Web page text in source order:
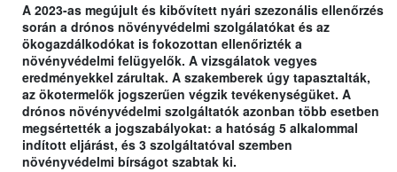
A 2023-as megújult és kibővített nyári szezonális ellenőrzés
során a drónos növényvédelmi szolgálatókat és az
ökogazdálkodókat is fokozottan ellenőrizték a
növényvédelmi felügyelők. A vizsgálatok vegyes
eredményekkel zárultak. A szakemberek úgy tapasztalták,
az ökotermelők jogszerűen végzik tevékenységüket. A
drónos növényvédelmi szolgáltatók azonban több esetben
megsértették a jogszabályokat: a hatóság 5 alkalommal
indított eljárást, és 3 szolgáltatóval szemben
növényvédelmi bírságot szabtak ki.